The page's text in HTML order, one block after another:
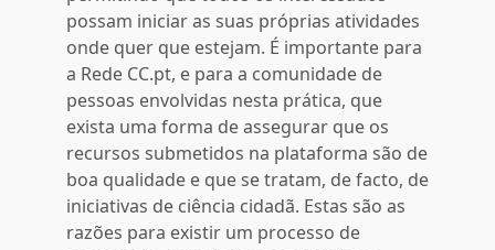
possam iniciar as suas próprias atividades
onde quer que estejam. É importante para
a Rede CC.pt, e para a comunidade de
pessoas envolvidas nesta prática, que
exista uma forma de assegurar que os
recursos submetidos na plataforma são de
boa qualidade e que se tratam, de facto, de
iniciativas de ciência cidadã. Estas são as
razões para existir um processo de